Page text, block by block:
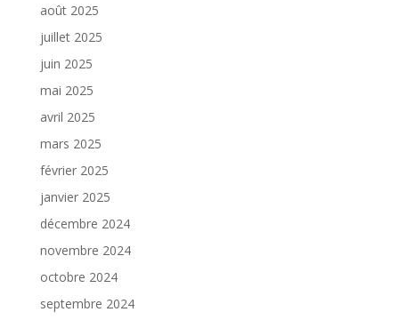
août 2025
juillet 2025
juin 2025
mai 2025
avril 2025
mars 2025
février 2025
janvier 2025
décembre 2024
novembre 2024
octobre 2024
septembre 2024